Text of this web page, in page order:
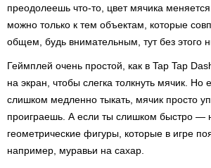
преодолеешь что-то, цвет мячика
можно только к тем объектам, которые
общем, будь внимательным, тут без этого
Геймплей очень простой, как в Tap Tap
на экран, чтобы слегка толкнуть мячик. Но
слишком медленно тыкать, мячик просто
проиграешь. А если ты слишком быстро —
геометрические фигуры, которые в игре
например, муравьи на сахар.